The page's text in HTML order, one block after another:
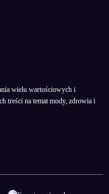
wielu wartościowych i
treści na temat mody, zdrowia i